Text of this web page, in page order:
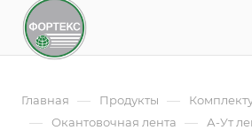
Главная — Продукты —
— Окантовочная лента — А-Ут